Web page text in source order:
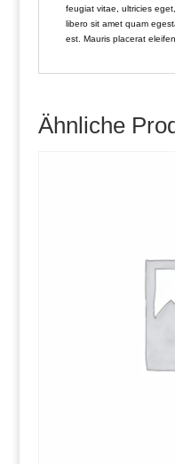
feugiat vitae, ultricies
libero sit amet quam
est. Mauris placerat
Ähnliche